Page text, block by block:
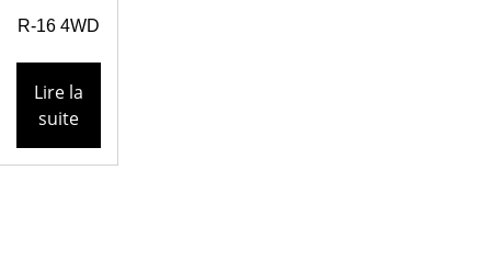
R-16 4WD
Lire la
suite